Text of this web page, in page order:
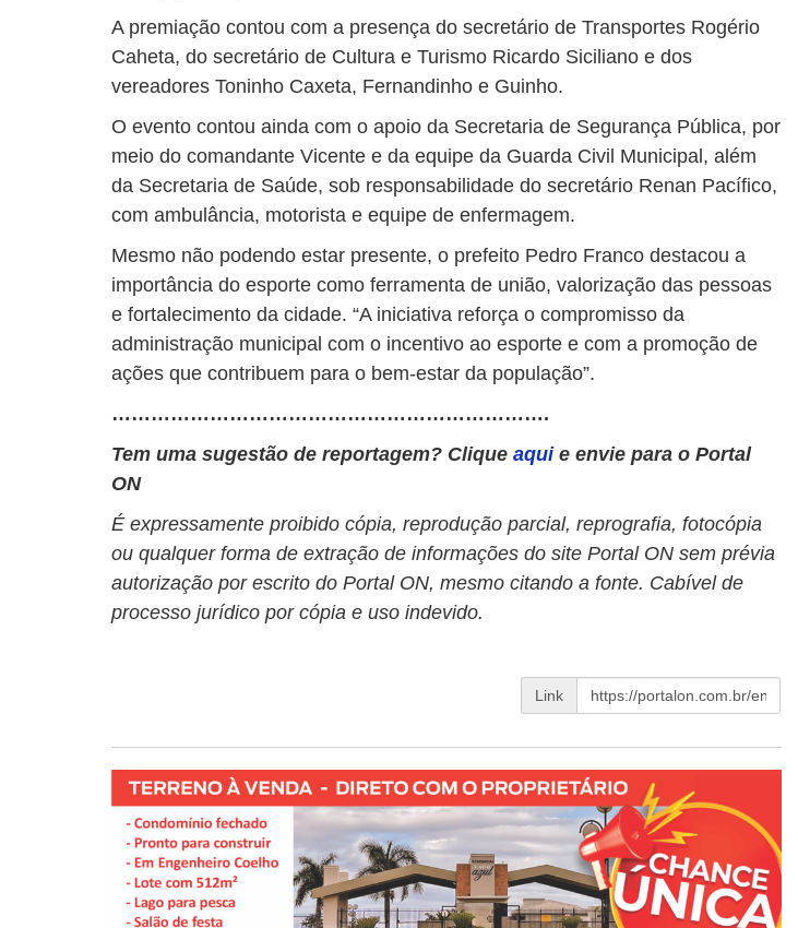
A premiação contou com a presença do secretário de Transportes Rogério
Caheta, do secretário de Cultura e Turismo Ricardo Siciliano e dos
vereadores Toninho Caxeta, Fernandinho e Guinho.
O evento contou ainda com o apoio da Secretaria de Segurança Pública, por
meio do comandante Vicente e da equipe da Guarda Civil Municipal, além
da Secretaria de Saúde, sob responsabilidade do secretário Renan Pacífico,
com ambulância, motorista e equipe de enfermagem.
Mesmo não podendo estar presente, o prefeito Pedro Franco destacou a
importância do esporte como ferramenta de união, valorização das pessoas
e fortalecimento da cidade. “A iniciativa reforça o compromisso da
administração municipal com o incentivo ao esporte e com a promoção de
ações que contribuem para o bem-estar da população”.
………………………………………………………….
Tem uma sugestão de reportagem? Clique aqui e envie para o Portal
ON
É expressamente proibido cópia, reprodução parcial, reprografia, fotocópia
ou qualquer forma de extração de informações do site Portal ON sem prévia
autorização por escrito do Portal ON, mesmo citando a fonte. Cabível de
processo jurídico por cópia e uso indevido.
Link